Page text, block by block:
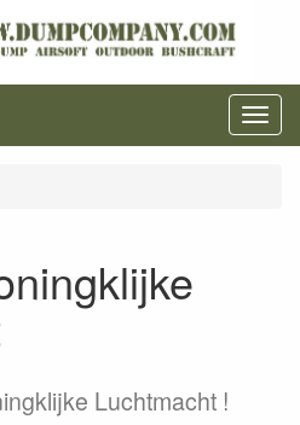
Menu
Luchtmacht !